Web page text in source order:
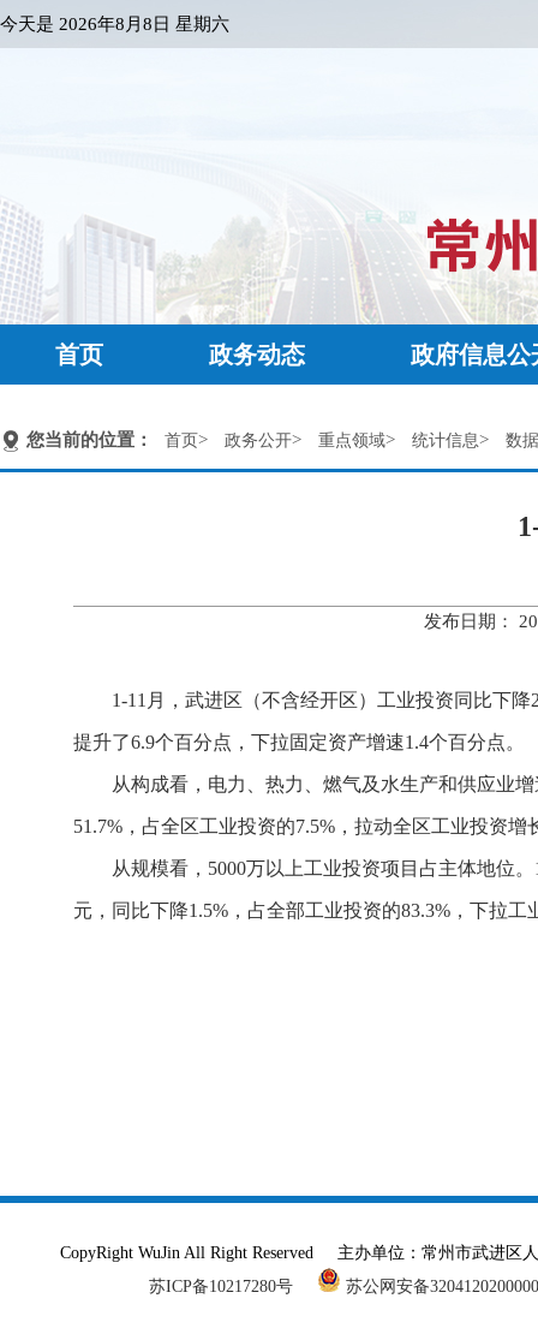
今天是 2026年8月8日 星期六
首页 政务动态 政府信息公
您当前的位置： 首页> 政务公开> 重点领域> 统计信息> 数
发布日期：
1-11月，武进区（不含经开区）工业投资同比下
提升了6.9个百分点，下拉固定资产增速1.4个百分点。
从构成看，电力、热力、燃气及水生产和供应业
51.7%，占全区工业投资的7.5%，拉动全区工业投资
从规模看，5000万以上工业投资项目占主体地位
元，同比下降1.5%，占全部工业投资的83.3%，下拉
CopyRight WuJin All Right Reserved 主办单位：常州市武进
苏ICP备10217280号
苏公网安备